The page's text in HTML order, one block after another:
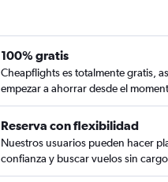
100% gratis
Cheapflights es totalmente gratis,
empezar a ahorrar desde el
Reserva con flexibilidad
Nuestros usuarios pueden hacer
confianza y buscar vuelos sin